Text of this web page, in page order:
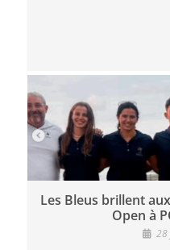
Les Bleus brillent
Open à
28